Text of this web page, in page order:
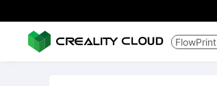
FlowPrint